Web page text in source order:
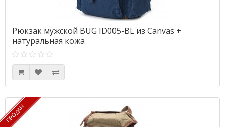
Рюкзак мужской BUG ID005-BL из Canvas +
натуральная кожа
ПРОДАН
ПРОДАН